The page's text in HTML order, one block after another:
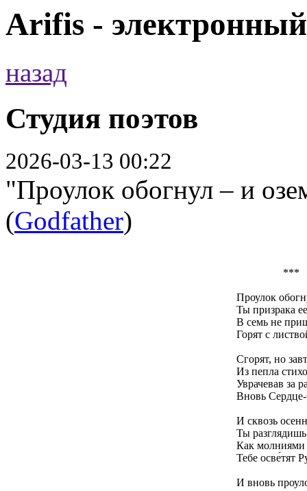
Arifis -
назад
Студия поэтов
2026-03-13 00:22
"Проулок обогнул – и
(Godfather)
***
Проулок
Ты призрака
В семь не
Горят с
Сгорят, но
Из пепла
Уврачевав за
Вновь
И сквозь
Ты
Как
Тебе осве́тят
И вновь